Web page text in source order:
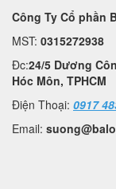
Công Ty Cổ phần
MST: 0315272938
Đc:24/5 Dương
Hóc Môn, TPHCM
Điện Thoại: 0917
Email: